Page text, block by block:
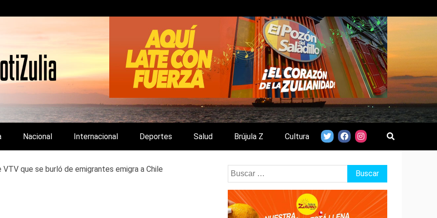
Y DE INTERÉS GENERAL.
Nacional Internacional Deportes Salud Brújula Z Cultura
que se burló de emigrantes emigra a Chile Buscar: